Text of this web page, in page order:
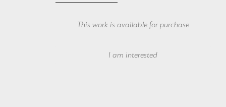
This work is available for purchase
I am interested